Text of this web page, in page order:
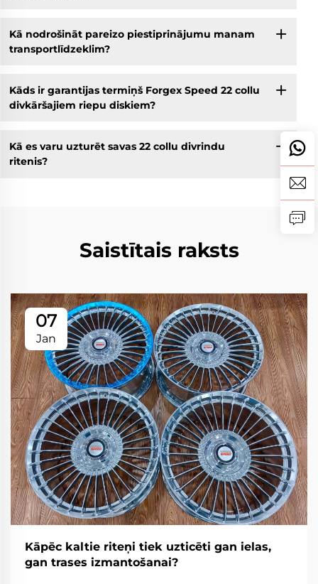
Kā nodrošināt pareizo piestiprinājumu manam
transportlīdzeklim?
Kāds ir garantijas termiņš Forgex Speed 22 collu
divkāršajiem riepu diskiem?
Kā es varu uzturēt savas 22 collu divrindu
ritenis?
Saistītais raksts
07
Jan
Kāpēc kaltie riteņi tiek uzticēti gan ielas,
gan trases izmantošanai?